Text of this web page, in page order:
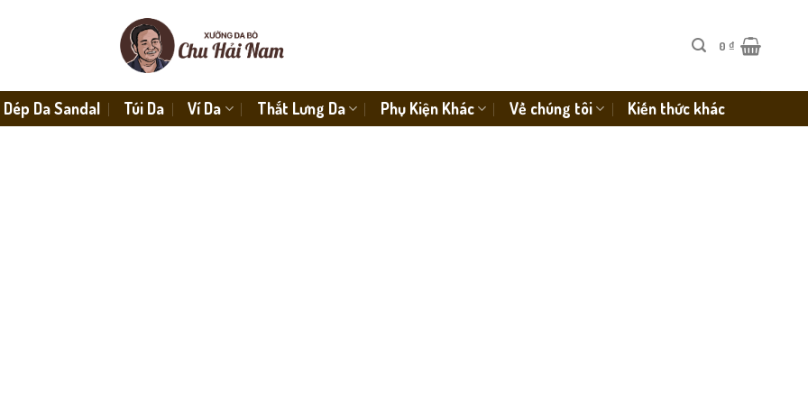
0 ₫
Dép Da Sandal Túi Da Ví Da Thắt Lưng Da Phụ Kiện Khác Về chúng tôi Kiến thức khác